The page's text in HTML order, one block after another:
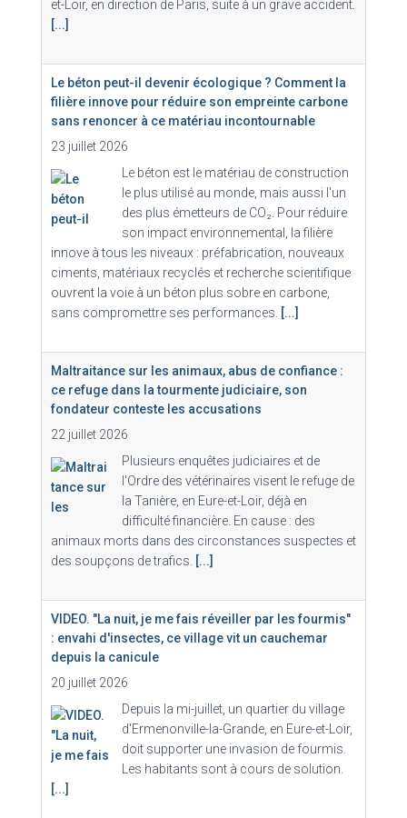
et-Loir, en direction de Paris, suite à un grave accident.
[...]
Le béton peut-il devenir écologique ? Comment la
filière innove pour réduire son empreinte carbone
sans renoncer à ce matériau incontournable
23 juillet 2026
Le béton est le matériau de construction
le plus utilisé au monde, mais aussi l'un
des plus émetteurs de CO₂. Pour réduire
son impact environnemental, la filière
innove à tous les niveaux : préfabrication, nouveaux
ciments, matériaux recyclés et recherche scientifique
ouvrent la voie à un béton plus sobre en carbone,
sans compromettre ses performances.
[...]
Maltraitance sur les animaux, abus de confiance :
ce refuge dans la tourmente judiciaire, son
fondateur conteste les accusations
22 juillet 2026
Plusieurs enquêtes judiciaires et de
l'Ordre des vétérinaires visent le refuge de
la Tanière, en Eure-et-Loir, déjà en
difficulté financière. En cause : des
animaux morts dans des circonstances suspectes et
des soupçons de trafics.
[...]
VIDEO. "La nuit, je me fais réveiller par les fourmis"
: envahi d'insectes, ce village vit un cauchemar
depuis la canicule
20 juillet 2026
Depuis la mi-juillet, un quartier du village
d'Ermenonville-la-Grande, en Eure-et-Loir,
doit supporter une invasion de fourmis.
Les habitants sont à cours de solution.
[...]